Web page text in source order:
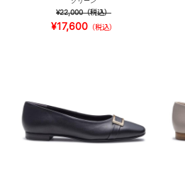
¥22,000（税込）
¥17,600 （税込）